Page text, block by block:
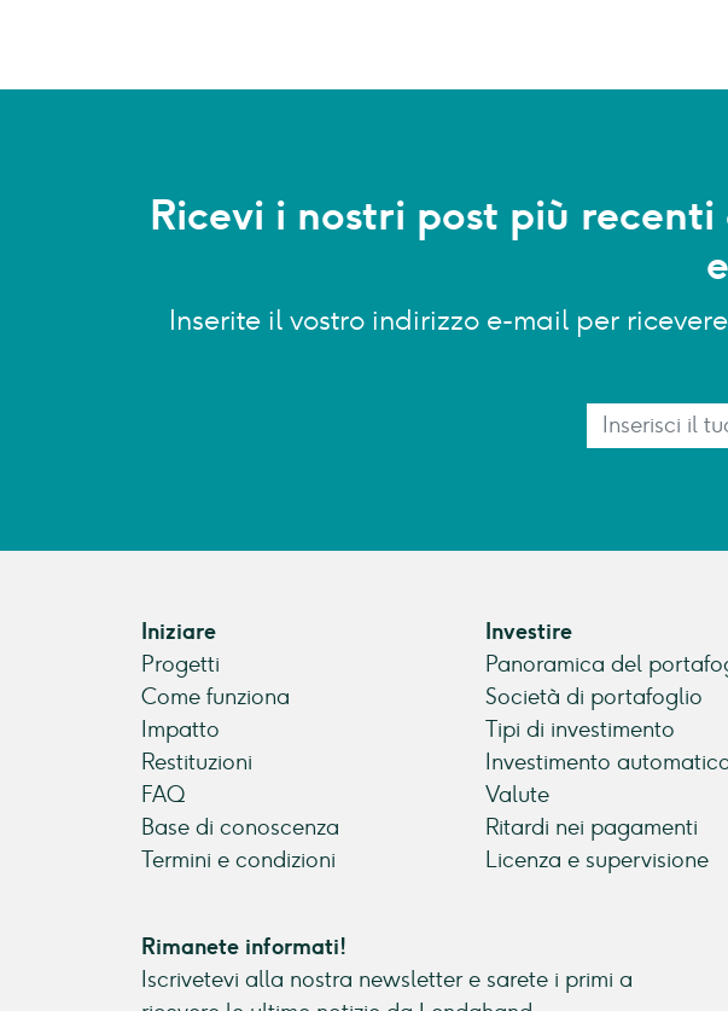
Ricevi i nostri post più
Inserite il vostro indirizzo e-mail per
Iniziare
Progetti
Come funziona
Impatto
Restituzioni
FAQ
Base di conoscenza
Termini e condizioni
Investire
Panoramica del
Società di portafoglio
Tipi di investimento
Investimento
Valute
Ritardi nei pagamenti
Licenza e supervisione
Rimanete informati!
Iscrivetevi alla nostra newsletter e sarete i primi a